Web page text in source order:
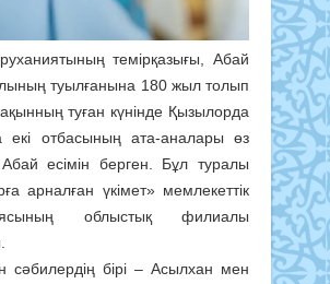
темірқазығы, Абай
туылғанына 180 жыл толып
туған күнінде Қызылорда
екі отбасының ата-аналары өз
есімін берген. Бұл туралы
арналған үкімет» мемлекеттік
облыстық филиалы
сәбилердің бірі – Асылхан мен